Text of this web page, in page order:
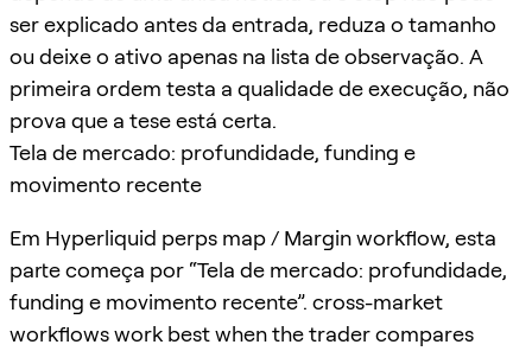
ser explicado antes da entrada, reduza o tamanho
ou deixe o ativo apenas na lista de observação. A
primeira ordem testa a qualidade de execução, não
prova que a tese está certa.
Tela de mercado: profundidade, funding e
movimento recente
Em Hyperliquid perps map / Margin workflow, esta
parte começa por “Tela de mercado: profundidade,
funding e movimento recente”. cross-market
workflows work best when the trader compares